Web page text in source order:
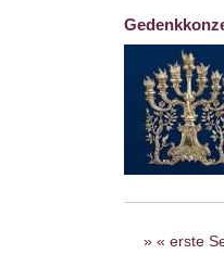
Seiten
« erste